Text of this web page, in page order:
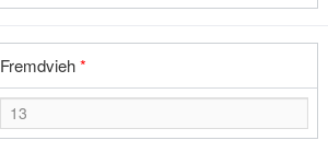
Fremdvieh*